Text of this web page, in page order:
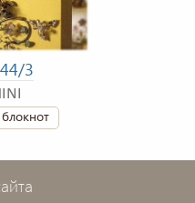
3